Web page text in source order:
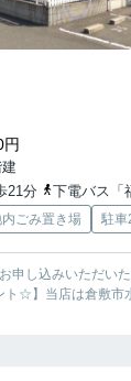
21分
下電バス「福田南中
内ごみ置き場 駐車
申し込みいただい
☆】当店は倉敷市